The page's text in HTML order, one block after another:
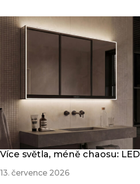
Více světla, méně chaosu: LED
13. července 2026